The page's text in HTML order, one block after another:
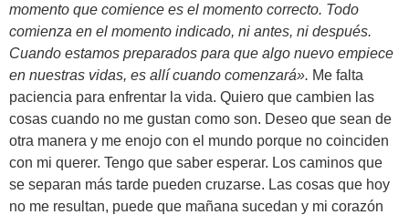
momento que comience es el momento correcto. Todo
comienza en el momento indicado, ni antes, ni después.
Cuando estamos preparados para que algo nuevo empiece
en nuestras vidas, es allí cuando comenzará». Me falta
paciencia para enfrentar la vida. Quiero que cambien las
cosas cuando no me gustan como son. Deseo que sean de
otra manera y me enojo con el mundo porque no coinciden
con mi querer. Tengo que saber esperar. Los caminos que
se separan más tarde pueden cruzarse. Las cosas que hoy
no me resultan, puede que mañana sucedan y mi corazón